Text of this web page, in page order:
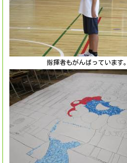
指揮者もがんばっています。